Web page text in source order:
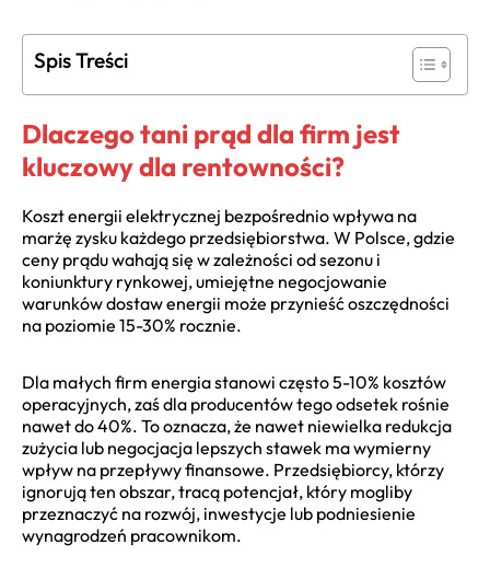
Spis Treści
Dlaczego tani prąd dla firm jest
kluczowy dla rentowności?
Koszt energii elektrycznej bezpośrednio wpływa na
marżę zysku każdego przedsiębiorstwa. W Polsce, gdzie
ceny prądu wahają się w zależności od sezonu i
koniunktury rynkowej, umiejętne negocjowanie
warunków dostaw energii może przynieść oszczędności
na poziomie 15-30% rocznie.
Dla małych firm energia stanowi często 5-10% kosztów
operacyjnych, zaś dla producentów tego odsetek rośnie
nawet do 40%. To oznacza, że nawet niewielka redukcja
zużycia lub negocjacja lepszych stawek ma wymierny
wpływ na przepływy finansowe. Przedsiębiorcy, którzy
ignorują ten obszar, tracą potencjał, który mogliby
przeznaczyć na rozwój, inwestycje lub podniesienie
wynagrodzeń pracownikom.